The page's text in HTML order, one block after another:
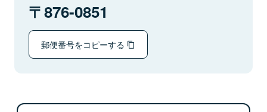
876-0851
郵便番号をコピーする